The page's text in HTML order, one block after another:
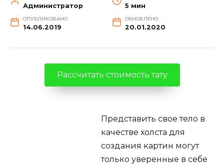
Администратор 5 мин
ОПУБЛИКОВАНО
14.06.2019
ОБНОВЛЕНО
20.01.2020
Рассчитать стоимость тату
Представить свое тело в
качестве холста для
создания картин могут
только уверенные в себе